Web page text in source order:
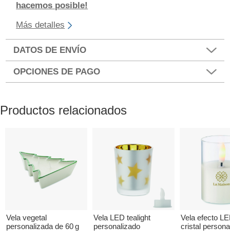
hacemos posible!
Más detalles
DATOS DE ENVÍO
OPCIONES DE PAGO
Productos relacionados
Vela vegetal
personalizada de 60 g
Vela LED tealight
personalizado
Vela efecto
cristal